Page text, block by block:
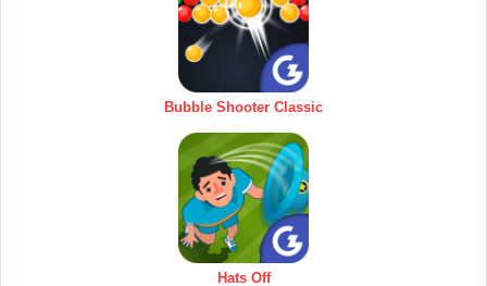
Bubble Shooter Classic
Hats Off